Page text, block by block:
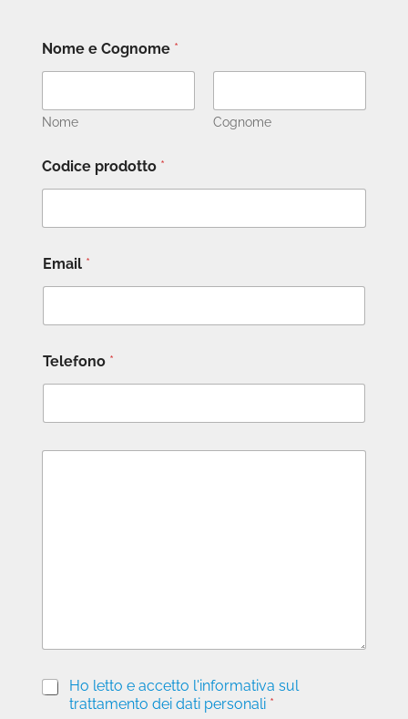
Nome e Cognome *
Nome Cognome
Codice prodotto *
Email *
Telefono *
M
P
Ho letto e accetto l'informativa sul
trattamento dei dati personali *